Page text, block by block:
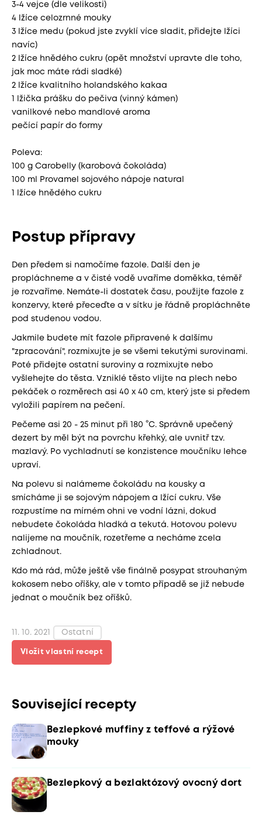
3-4 vejce (dle velikosti)
4 lžíce celozrnné mouky
3 lžíce medu (pokud jste zvyklí více sladit, přidejte lžíci
navíc)
2 lžíce hnědého cukru (opět množství upravte dle toho,
jak moc máte rádi sladké)
2 lžíce kvalitního holandského kakaa
1 lžička prášku do pečiva (vinný kámen)
vanilkové nebo mandlové aroma
pečící papír do formy
Poleva:
100 g Carobelly (karobová čokoláda)
100 ml Provamel sojového nápoje natural
1 lžíce hnědého cukru
Postup přípravy
Den předem si namočíme fazole. Další den je
propláchneme a v čisté vodě uvaříme doměkka, téměř
je rozvaříme. Nemáte-li dostatek času, použijte fazole z
konzervy, které přeceďte a v sítku je řádně propláchněte
pod studenou vodou.
Jakmile budete mít fazole připravené k dalšímu
"zpracování", rozmixujte je se všemi tekutými surovinami.
Poté přidejte ostatní suroviny a rozmixujte nebo
vyšlehejte do těsta. Vzniklé těsto vlijte na plech nebo
pekáček o rozměrech asi 40 x 40 cm, který jste si předem
vyložili papírem na pečení.
Pečeme asi 20 - 25 minut při 180 °C. Správně upečený
dezert by měl být na povrchu křehký, ale uvnitř tzv.
mazlavý. Po vychladnutí se konzistence moučníku lehce
upraví.
Na polevu si nalámeme čokoládu na kousky a
smícháme ji se sojovým nápojem a lžící cukru. Vše
rozpustíme na mírném ohni ve vodní lázni, dokud
nebudete čokoláda hladká a tekutá. Hotovou polevu
nalijeme na moučník, rozetřeme a necháme zcela
zchladnout.
Kdo má rád, může ještě vše finálně posypat strouhaným
kokosem nebo oříšky, ale v tomto případě se již nebude
jednat o moučník bez oříšků.
11. 10. 2021 Ostatní
Vložit vlastní recept
Související recepty
Bezlepkové muffiny z teffové a rýžové
mouky
Bezlepkový a bezlaktózový ovocný dort